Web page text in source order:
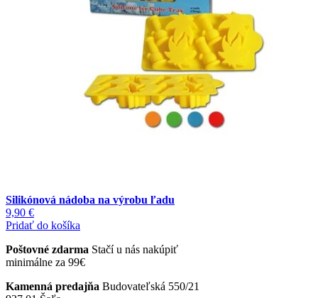
Silikónová nádoba na výrobu ľadu
9,90 €
Pridať do košíka
Poštovné zdarma Stačí u nás nakúpiť
minimálne za 99€
Kamenná predajňa Budovateľská 550/21